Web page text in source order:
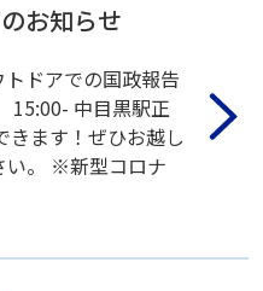
お知らせ
ドアでの国政報告
中目黒駅正
きます！ぜひお越し
い。 ※新型コロナ